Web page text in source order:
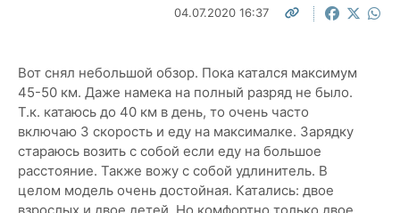
04.07.2020 16:37
Вот снял небольшой обзор. Пока катался максимум
45-50 км. Даже намека на полный разряд не было.
Т.к. катаюсь до 40 км в день, то очень часто
включаю 3 скорость и еду на максималке. Зарядку
стараюсь возить с собой если еду на большое
расстояние. Также вожу с собой удлинитель. В
целом модель очень достойная. Катались: двое